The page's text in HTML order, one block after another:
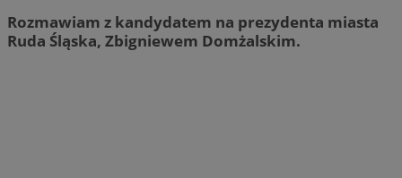
Rozmawiam z kandydatem na prezydenta miasta
Ruda Śląska, Zbigniewem Domżalskim.